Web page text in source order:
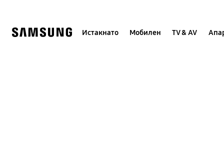
Истакнато Мобилен TV & AV